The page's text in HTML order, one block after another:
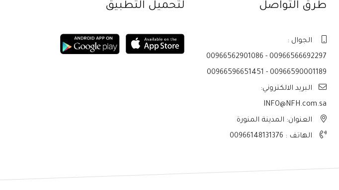
طرق التواصل
الجوال :
00966562901086 - 00966566692297
00966596651451 - 00966590001189
البريد الالكتروني:
INFO@NFH.com.sa
العنوان: المدينة المنورة
الهاتف : 00966148131376
لتحميل التطبيق